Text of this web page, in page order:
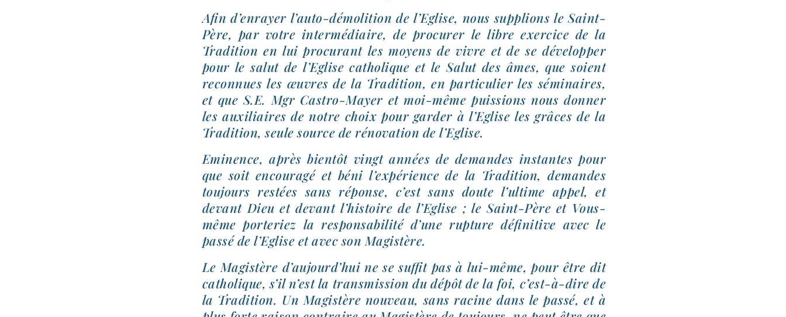
Afin d’en­rayer l’auto-​démolition de l’Eglise, nous sup­plions le Saint-​
Père, par votre inter­mé­diaire, de pro­cu­rer le libre exer­cice de la
Tradition en lui pro­cu­rant les moyens de vivre et de se déve­lop­per
pour le salut de l’Eglise catho­lique et le Salut des âmes, que soient
recon­nues les œuvres de la Tra­dition, en par­ti­cu­lier les sémi­naires,
et que S.E. Mgr Castro-​Mayer et moi-​même puis­sions nous don­ner
les auxili­ai­res de notre choix pour gar­der à l’Eglise les grâces de la
Tradition, seule source de réno­va­tion de l’Eglise.
Eminence, après bien­tôt vingt années de demandes ins­tantes pour
que soit en­cou­ragé et béni l’ex­pé­rience de la Tra­di­tion, demandes
tou­jours res­tées sans réponse, c’est sans doute l’ul­time appel, et
devant Dieu et devant l’his­toire de l’Eglise ; le Saint-​Père et Vous-​
même por­te­riez la res­pon­sa­bi­li­té d’une rup­ture défi­ni­tive avec le
pas­sé de l’Eglise et avec son Magistère.
Le Magistère d’au­jourd’­hui ne se suf­fit pas à lui-​même, pour être dit
catholi­que, s’il n’est la trans­mis­sion du dépôt de la foi, c’est-​à-​dire de
la Tradition. Un Magistère nou­veau, sans racine dans le pas­sé, et à